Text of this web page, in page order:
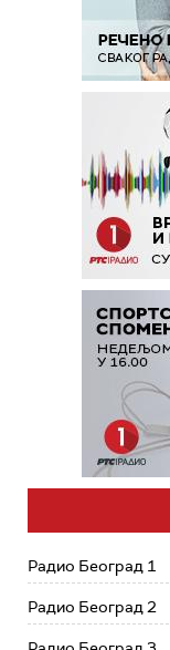
Радио Београд 1
Радио Београд 2